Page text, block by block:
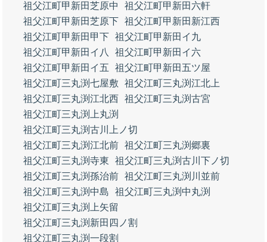
祖父江町甲新田芝原中
祖父江町甲新田六軒
祖父江町甲新田芝原下 祖父江町甲新田新江西
祖父江町甲新田甲下 祖父江町甲新田イ九
祖父江町甲新田イ八
祖父江町甲新田イ六
祖父江町甲新田イ五
祖父江町甲新田五ツ屋
祖父江町三丸渕七屋敷
祖父江町三丸渕江北上
祖父江町三丸渕江北西 祖父江町三丸渕古宮
祖父江町三丸渕上丸渕
祖父江町三丸渕古川上ノ切
祖父江町三丸渕江北前 祖父江町三丸渕郷裏
祖父江町三丸渕寺東
祖父江町三丸渕古川下ノ切
祖父江町三丸渕孫治前 祖父江町三丸渕川並前
祖父江町三丸渕中島
祖父江町三丸渕中丸渕
祖父江町三丸渕上矢留
祖父江町三丸渕新田四ノ割
祖父江町三丸渕一段割